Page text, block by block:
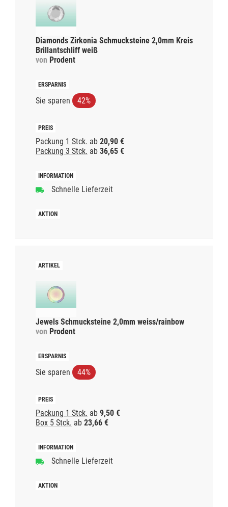
Diamonds Zirkonia Schmucksteine 2,0mm Kreis
Brillantschliff weiß
von Prodent
Sie sparen 42%
Packung 1 Stck. ab 20,90 €
Packung 3 Stck. ab 36,65 €
Schnelle Lieferzeit
Jewels Schmucksteine 2,0mm weiss/rainbow
von Prodent
Sie sparen 44%
Packung 1 Stck. ab 9,50 €
Box 5 Stck. ab 23,66 €
Schnelle Lieferzeit